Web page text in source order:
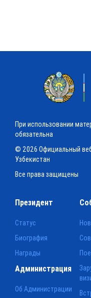
При использовании
обязательна
© 2026 Официальный
Узбекистан
Все права защищены
Президент
Статус
Биография
Награды
Администрация
Об Администрации